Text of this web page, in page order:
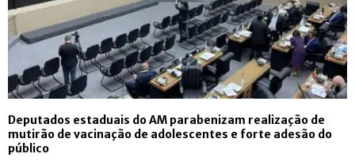
Deputados estaduais do AM parabenizam realização de
mutirão de vacinação de adolescentes e forte adesão do
público